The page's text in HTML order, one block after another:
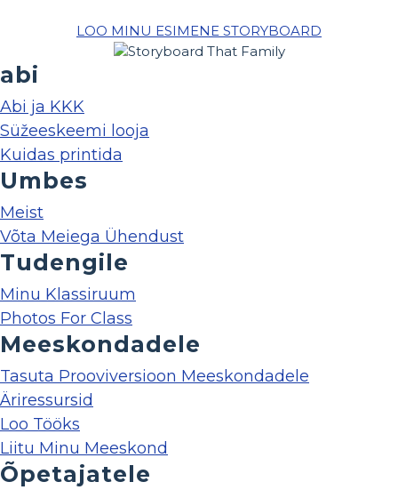
LOO MINU ESIMENE STORYBOARD
abi
Abi ja KKK
Süžeeskeemi looja
Kuidas printida
Umbes
Meist
Võta Meiega Ühendust
Tudengile
Minu Klassiruum
Photos For Class
Meeskondadele
Tasuta Prooviversioon Meeskondadele
Äriressursid
Loo Tööks
Liitu Minu Meeskond
Õpetajatele